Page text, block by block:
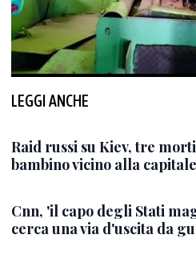
LEGGI ANCHE
Raid russi su Kiev, tre
bambino vicino alla capitale
Cnn, 'il capo degli Stati
cerca una via d'uscita da